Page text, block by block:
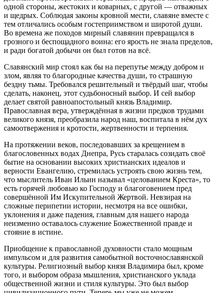
одной стороны, жестоких и коварных, с другой — отважных
и щедрых. Соблюдая законы кровной мести, славяне вместе с
тем отличались особым гостеприимством и широтой души.
Во времена же походов мирный славянин превращался в
грозного и беспощадного воина: его ярость не знала пределов,
и ради богатой добычи он был готов на всё.
Славянский мир стоял как бы на перепутье между добром и
злом, являя то благородные качества души, то страшную
бездну тьмы. Требовался решительный и твёрдый шаг, чтобы
сделать, наконец, этот судьбоносный выбор. И сей выбор
делает святой равноапостольный князь Владимир.
Православная вера, утверждённая в жизни предков трудами
великого князя, преобразила народ наш, воспитала в нём дух
самоотвержения и кротости, жертвенности и терпения.
На протяжении веков, последовавших за крещением в
благословенных водах Днепра, Русь старалась созидать своё
бытие на основании высоких христианских идеалов и
верности Евангелию, стремилась устроять свою жизнь тем,
что мыслитель Иван Ильин называл «целованием Креста», то
есть горячей любовью ко Господу и благоговением пред
совершённой Им Искупительной Жертвой. Невзирая на
сложные перипетии истории, несмотря на все ошибки,
уклонения и даже падения, главным для нашего народа
неизменно оставалось служение Божественной правде и
стояние в истине.
Приобщение к православной духовности стало мощным
импульсом и для развития самобытной восточнославянской
культуры. Религиозный выбор князя Владимира был, кроме
того, и выбором образа мышления, христианского уклада
общественной жизни и стиля культуры. Это был выбор